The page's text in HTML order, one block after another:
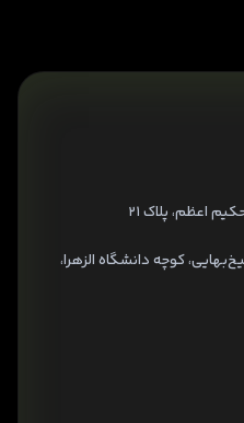
اعظم، پلاک ۲۱
کوچه دانشگاه الزهرا،